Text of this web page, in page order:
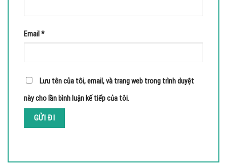
Email *
Lưu tên của tôi, email, và trang web trong trình duyệt
này cho lần bình luận kế tiếp của tôi.